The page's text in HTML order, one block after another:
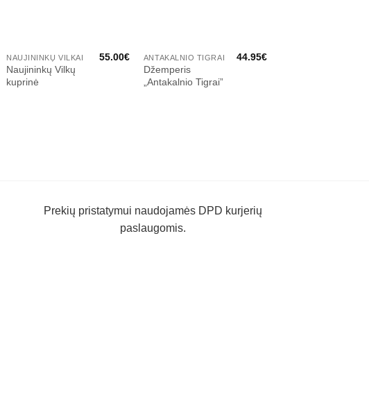
NAUJININKŲ VILKAI
Naujininkų Vilkų
kuprinė
55.00€ ANTAKALNIO TIGRAI
Džemperis
„Antakalnio Tigrai”
44.95€
Prekių pristatymui naudojamės DPD kurjerių
paslaugomis.